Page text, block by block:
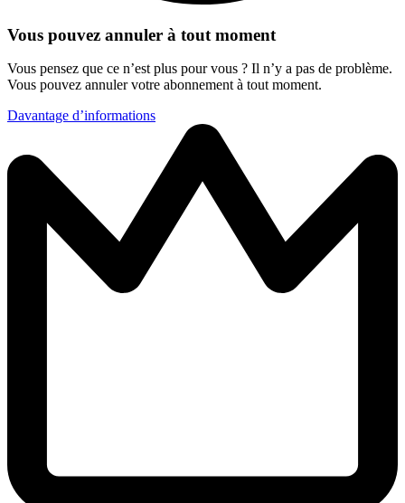
Vous pouvez annuler à tout moment
Vous pensez que ce n’est plus pour vous ? Il n’y a pas de problème.
Vous pouvez annuler votre abonnement à tout moment.
Davantage d’informations